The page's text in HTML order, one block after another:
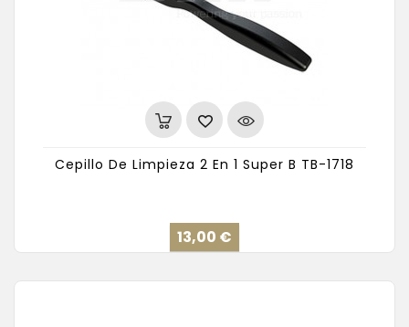
Cepillo De Limpieza 2 En 1 Super B TB-1718
13,00 €